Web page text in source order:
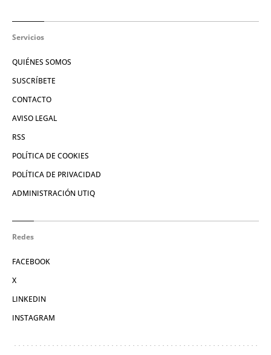
Servicios
QUIÉNES SOMOS
SUSCRÍBETE
CONTACTO
AVISO LEGAL
RSS
POLÍTICA DE COOKIES
POLÍTICA DE PRIVACIDAD
ADMINISTRACIÓN UTIQ
Redes
FACEBOOK
X
LINKEDIN
INSTAGRAM